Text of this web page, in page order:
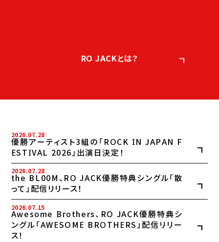
RO JACKとは？
2026.07.28
優勝アーティスト3組の「ROCK IN JAPAN F
ESTIVAL 2026」出演日決定！
2026.07.28
the BL00M、RO JACK優勝特典シングル「散
って」配信リリース！
2026.07.15
Awesome Brothers、RO JACK優勝特典シ
ングル「AWESOME BROTHERS」配信リリー
ス！